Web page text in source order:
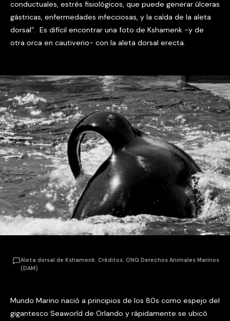
conductuales, estrés fisiológicos, que puede generar úlceras
gástricas, enfermedades infecciosas, y la caída de la aleta
dorsal”. Es difícil encontrar una foto de Kshamenk -y de
otra orca en cautiverio- con la aleta dorsal erecta.
Aleta dorsal de Kshamenk. Créditos: ONG Derechos Animales Marinos
(DAM)
Mundo Marino nació a principios de los 80s como espejo del
gigantesco Seaworld de Orlando y rápidamente se ubicó